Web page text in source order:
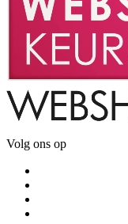
Volg ons op